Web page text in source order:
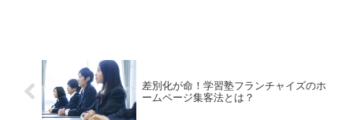
差別化が命！学習塾フランチャイズのホ
ームページ集客法とは？